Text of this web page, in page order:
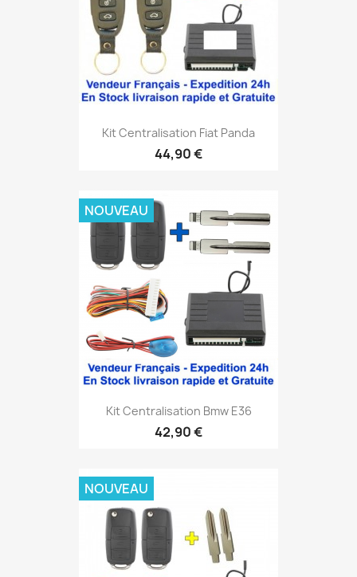
Kit Centralisation Fiat Panda
44,90 €
Kit Centralisation Bmw E36
42,90 €
NOUVEAU
NOUVEAU